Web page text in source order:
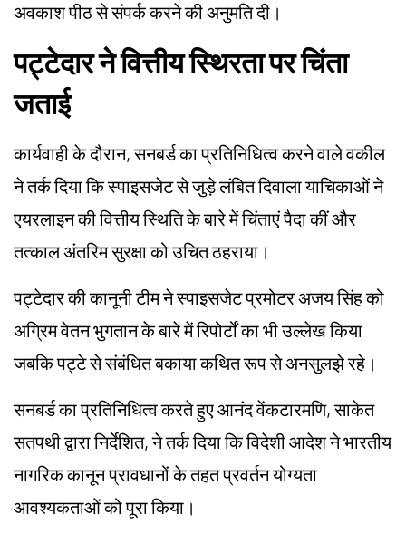
अवकाश पीठ से संपर्क करने की अनुमति दी।
पट्टेदार ने वित्तीय स्थिरता पर चिंता
जताई
कार्यवाही के दौरान, सनबर्ड का प्रतिनिधित्व करने वाले वकील
ने तर्क दिया कि स्पाइसजेट से जुड़े लंबित दिवाला याचिकाओं ने
एयरलाइन की वित्तीय स्थिति के बारे में चिंताएं पैदा कीं और
तत्काल अंतरिम सुरक्षा को उचित ठहराया।
पट्टेदार की कानूनी टीम ने स्पाइसजेट प्रमोटर अजय सिंह को
अग्रिम वेतन भुगतान के बारे में रिपोर्टों का भी उल्लेख किया
जबकि पट्टे से संबंधित बकाया कथित रूप से अनसुलझे रहे।
सनबर्ड का प्रतिनिधित्व करते हुए आनंद वेंकटारमणि, साकेत
सतपथी द्वारा निर्देशित, ने तर्क दिया कि विदेशी आदेश ने भारतीय
नागरिक कानून प्रावधानों के तहत प्रवर्तन योग्यता
आवश्यकताओं को पूरा किया।